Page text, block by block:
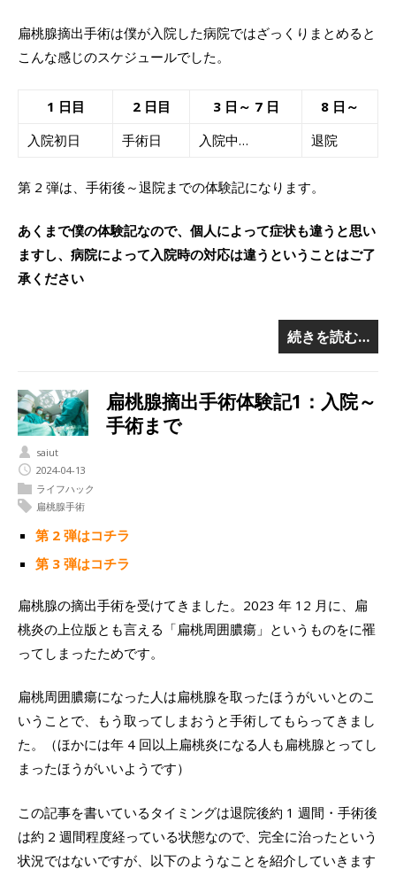
扁桃腺摘出手術は僕が入院した病院ではざっくりまとめると
こんな感じのスケジュールでした。
1 日目 2 日目 3 日～ 7 日
8 日～
入院初日
手術日 入院中… 退院
第 2 弾は、手術後～退院までの体験記になります。
あくまで僕の体験記なので、個人によって症状も違うと思い
ますし、病院によって入院時の対応は違うということはご了
承ください
続きを読む…
扁桃腺摘出手術体験記1：入院～
手術まで
saiut
2024-04-13
ライフハック
扁桃腺手術
第 2 弾はコチラ
第 3 弾はコチラ
扁桃腺の摘出手術を受けてきました。2023 年 12 月に、扁
桃炎の上位版とも言える「扁桃周囲膿瘍」というものをに罹
ってしまったためです。
扁桃周囲膿瘍になった人は扁桃腺を取ったほうがいいとのこ
いうことで、もう取ってしまおうと手術してもらってきまし
た。（ほかには年 4 回以上扁桃炎になる人も扁桃腺とってし
まったほうがいいようです）
この記事を書いているタイミングは退院後約 1 週間・手術後
は約 2 週間程度経っている状態なので、完全に治ったという
状況ではないですが、以下のようなことを紹介していきます